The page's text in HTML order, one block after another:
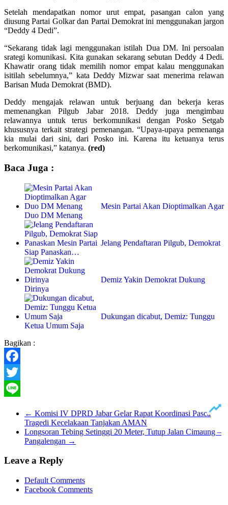
Setelah mendapatkan nomor urut empat, pasangan calon yang
diusung Partai Golkar dan Partai Demokrat ini menggunakan jargon
“Deddy 4 Dedi”.
“Sekarang tidak lagi menggunakan istilah Dua DM. Ini persoalan
srategi komunikasi. Kita gunakan sekarang sebutan Deddy 4 Dedi.
Khawatir orang tidak memilih nomor empat kalau menggunakan
isitilah sebelumnya,” kata Deddy Mizwar saat menerima relawan
Barisan Muda Demokrat (BMD).
Deddy mengajak relawan untuk berjuang dan bekerja keras
memenangkan Pilgub Jabar 2018. Deddy juga mengimbau
relawannya untuk terus berkomunikasi dengan Posko Setgab
khususnya terkait strategi pemenangan. “Upaya-upaya pemenanga
kia mulai dari sini, dari Posko ini. Karena itu ketuanya terus
berkomunikasi,” katanya. (red)
Baca Juga :
Mesin Partai Akan Dioptimalkan Agar
Duo DM Menang
Jelang Pendaftaran Pilgub, Demokrat
Siap Panaskan…
Demiz Yakin Demokrat Dukung
Dirinya
Dukungan dicabut, Demiz: Tunggu
Ketua Umum Saja
Bagikan :
Facebook
Twitter
← Komisi IV DPRD Jabar Gelar Rapat Koordinasi Pasca
Tragedi Kecelakaan Tanjakan AMAN
Longsoran Tebing Setinggi 20 Meter, Tutup Jalan Cimaung –
Pangalengan →
Leave a Reply
Default Comments
Facebook Comments